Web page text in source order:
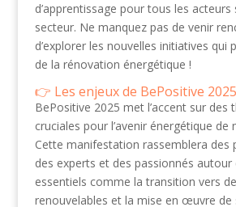
d’apprentissage pour tous les
secteur. Ne manquez pas de venir
d’explorer les nouvelles initiatives qui
de la rénovation énergétique !
Les enjeux de BePositive 2025
BePositive 2025 met l’accent sur des
cruciales pour l’avenir énergétique de
Cette manifestation rassemblera des
des experts et des passionnés autour
essentiels comme la transition vers
renouvelables et la mise en œuvre de